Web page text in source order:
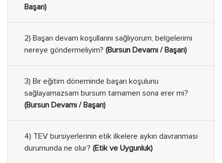
Başarı)
2) Başarı devam koşullarını sağlıyorum, belgelerimi
nereye göndermeliyim? (Bursun Devamı / Başarı)
3) Bir eğitim döneminde başarı koşulunu
sağlayamazsam bursum tamamen sona erer mi?
(Bursun Devamı / Başarı)
4) TEV bursiyerlerinin etik ilkelere aykırı davranması
durumunda ne olur? (Etik ve Uygunluk)